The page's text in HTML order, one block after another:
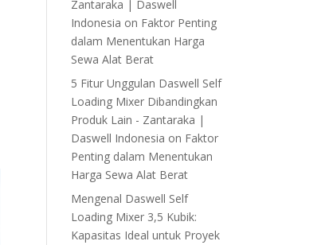
Zantaraka | Daswell
Indonesia on Faktor Penting
dalam Menentukan Harga
Sewa Alat Berat
5 Fitur Unggulan Daswell Self
Loading Mixer Dibandingkan
Produk Lain - Zantaraka |
Daswell Indonesia on Faktor
Penting dalam Menentukan
Harga Sewa Alat Berat
Mengenal Daswell Self
Loading Mixer 3,5 Kubik:
Kapasitas Ideal untuk Proyek